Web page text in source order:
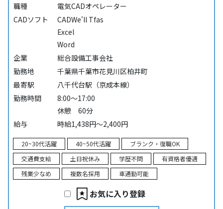
職種
電気CADオペレーター
CADソフト
CADWe'll Tfas
Excel
Word
企業
総合設備工事会社
勤務地
千葉県千葉市花見川区柏井町
最寄駅
八千代台駅（京成本線）
勤務時間
8:00～17:00
休憩 60分
給与
時給1,438円～2,400円
20~30代活躍 40~50代活躍
ブランク・復職OK
交通費支給
土日祝休み 学歴不問
有資格者優遇
残業少なめ
複数名採用 車通勤可能
お気に入り登録